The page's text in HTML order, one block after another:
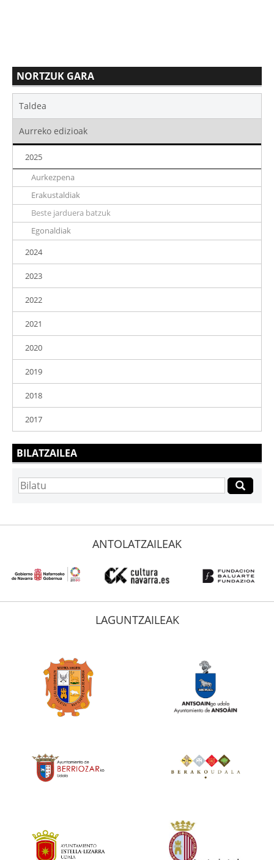
NORTZUK GARA
Taldea
Aurreko edizioak
2025
Aurkezpena
Erakustaldiak
Beste jarduera batzuk
Egonaldiak
2024
2023
2022
2021
2020
2019
2018
2017
BILATZAILEA
ANTOLATZAILEAK
LAGUNTZAILEAK